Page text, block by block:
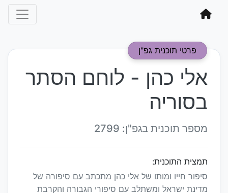
פרטי תוכנית גפ"ן
אלי כהן - לוחם הסתר
בסוריה
מספר תוכנית בגפ"ן: 2799
תמצית התוכנית:
סיפור חייו ומותו של אלי כהן מתכתב עם סיפורה של
מדינת ישראל ומשתלב עם סיפורי הגבורה והקרבת